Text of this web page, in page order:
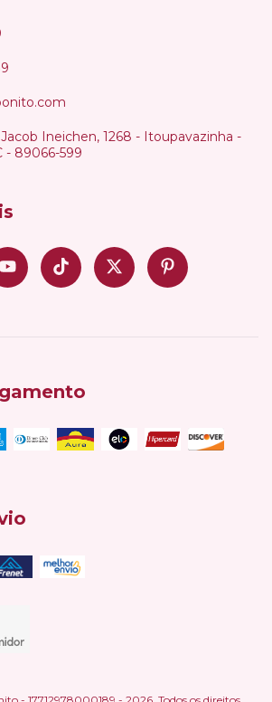
Ineichen, 1268 - Itoupavazinha -
- 89066-599